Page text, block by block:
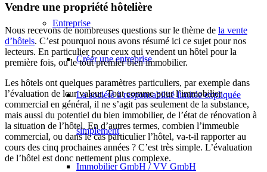
Entreprise
Créer une entreprise
La société à responsabilité limitée expliquée
simplement
Immobilier GmbH / VV GmbH
Vendre une propriété hôtelière
Nous recevons de nombreuses questions sur le thème de la vente
d’hôtels. C’est pourquoi nous avons résumé ici ce sujet pour nos
lecteurs. En particulier pour ceux qui vendent un hôtel pour la
première fois, ou le tout premier bien immobilier.
Les hôtels ont quelques paramètres particuliers, par exemple dans
l’évaluation de leur valeur. Tout comme pour l’immobilier
commercial en général, il ne s’agit pas seulement de la substance,
mais aussi du potentiel du bien immobilier, de l’état de rénovation à
la situation de l’hôtel. En d’autres termes, combien l’immeuble
commercial, ou dans le cas particulier l’hôtel, va-t-il rapporter au
cours des cinq prochaines années ? C’est très simple. L’évaluation
de l’hôtel est donc nettement plus complexe.